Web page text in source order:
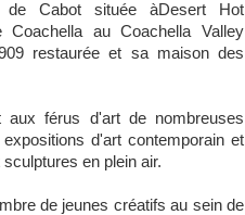
de Cabot située àDesert Hot
au Coachella Valley
restaurée et sa maison des
aux férus d'art de nombreuses
d'art contemporain et
en plein air.
de jeunes créatifs au sein de